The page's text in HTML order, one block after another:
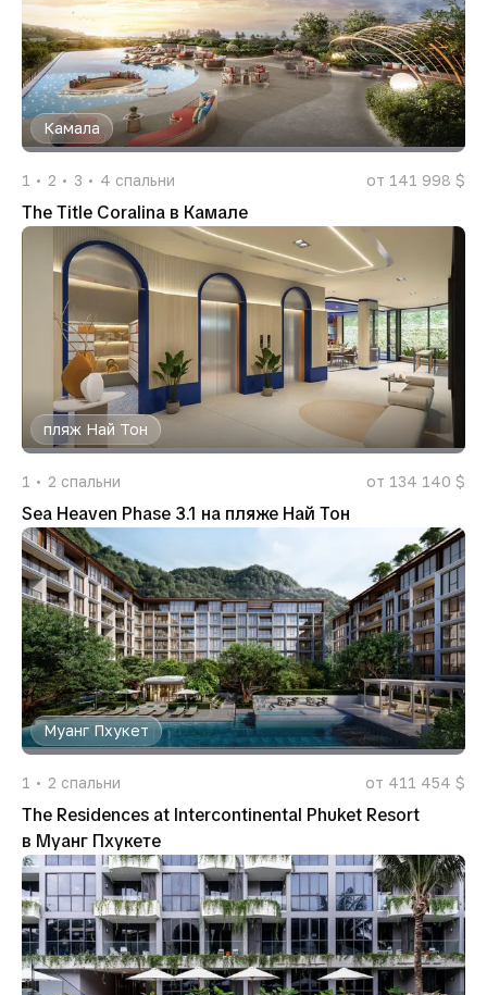
Камала
1 2 3 4 спальни от 141 998 $
The Title Coralina в Камале
пляж Най Тон
1 2 спальни от 134 140 $
Sea Heaven Phase 3.1 на пляже Най Тон
Муанг Пхукет
1 2 спальни от 411 454 $
The Residences at Intercontinental Phuket Resort
в Муанг Пхукете